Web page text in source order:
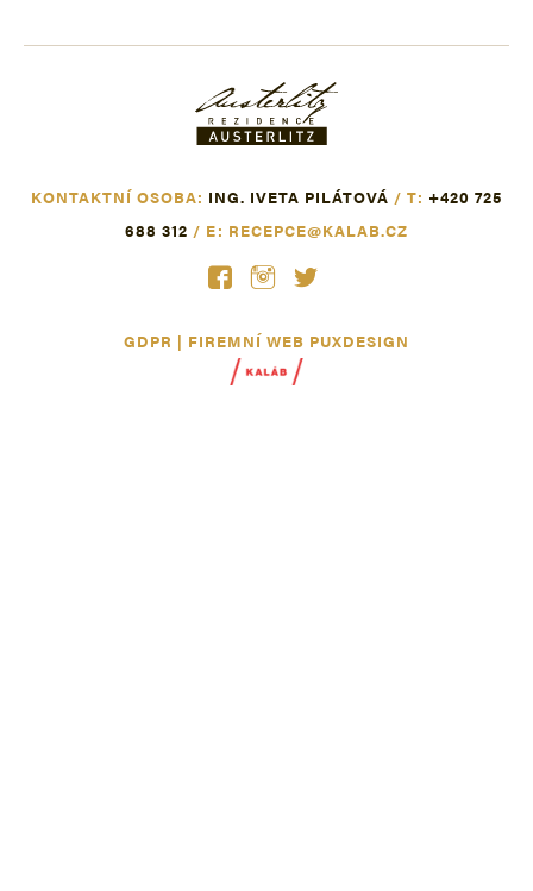
KONTAKTNÍ OSOBA: ING. IVETA PILÁTOVÁ / T: +420 725
688 312 / E: RECEPCE@KALAB.CZ
GDPR | FIREMNÍ WEB PUXDESIGN